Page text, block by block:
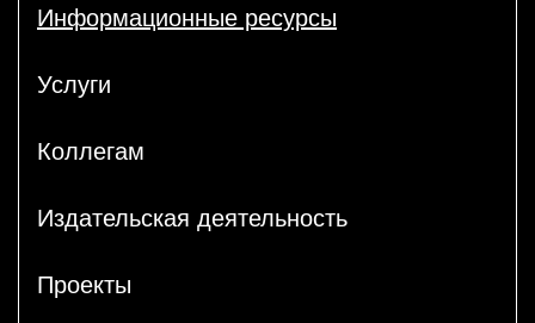
Информационные ресурсы
Услуги
Коллегам
Издательская деятельность
Проекты